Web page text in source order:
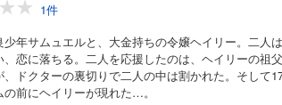
1件
少年サムュエルと、大金持ちの令嬢ヘイリー。二人
恋に落ちる。二人を応援したのは、ヘイリーの祖
、ドクターの裏切りで二人の中は割かれた。そして
前にヘイリーが現れた…。